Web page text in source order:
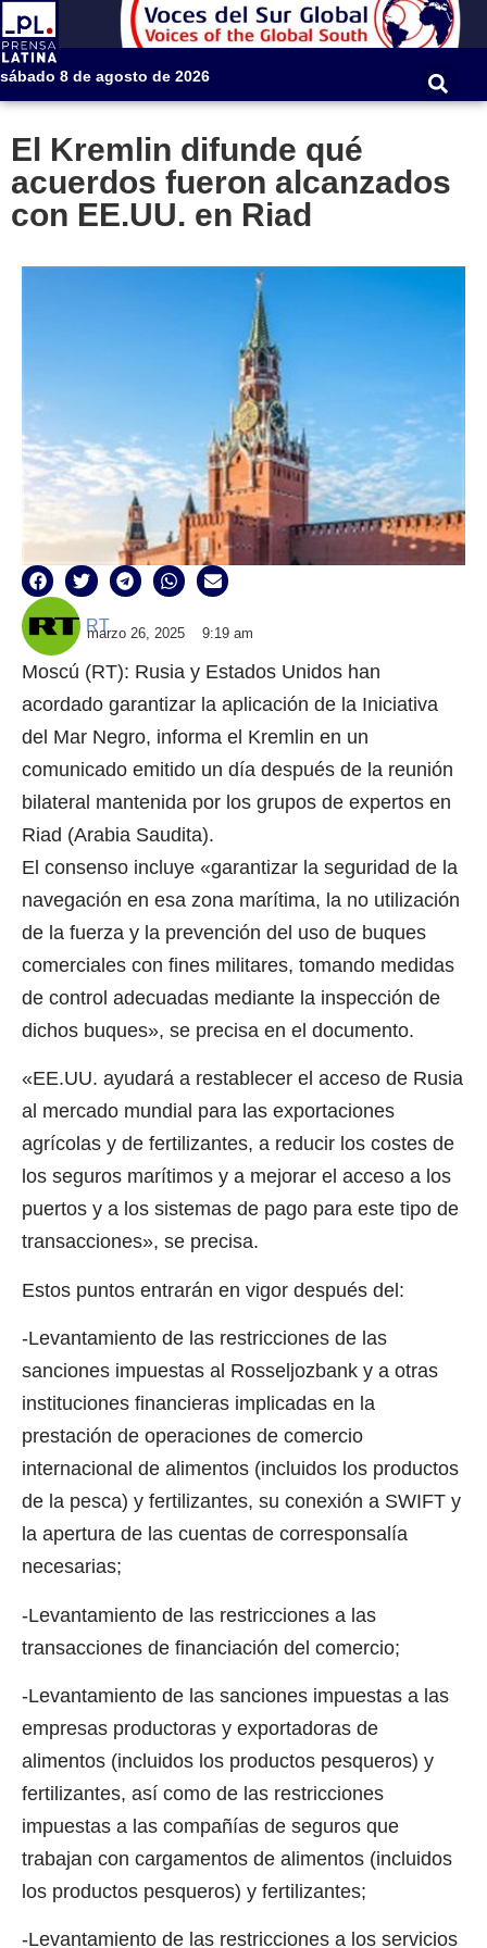
sábado 8 de agosto de 2026
El Kremlin difunde qué
acuerdos fueron alcanzados
con EE.UU. en Riad
RT
marzo 26, 2025 9:19 am
Moscú (RT): Rusia y Estados Unidos han
acordado garantizar la aplicación de la Iniciativa
del Mar Negro, informa el Kremlin en un
comunicado emitido un día después de la reunión
bilateral mantenida por los grupos de expertos en
Riad (Arabia Saudita).
El consenso incluye «garantizar la seguridad de la
navegación en esa zona marítima, la no utilización
de la fuerza y la prevención del uso de buques
comerciales con fines militares, tomando medidas
de control adecuadas mediante la inspección de
dichos buques», se precisa en el documento.
«EE.UU. ayudará a restablecer el acceso de Rusia
al mercado mundial para las exportaciones
agrícolas y de fertilizantes, a reducir los costes de
los seguros marítimos y a mejorar el acceso a los
puertos y a los sistemas de pago para este tipo de
transacciones», se precisa.
Estos puntos entrarán en vigor después del:
-Levantamiento de las restricciones de las
sanciones impuestas al Rosseljozbank y a otras
instituciones financieras implicadas en la
prestación de operaciones de comercio
internacional de alimentos (incluidos los productos
de la pesca) y fertilizantes, su conexión a SWIFT y
la apertura de las cuentas de corresponsalía
necesarias;
-Levantamiento de las restricciones a las
transacciones de financiación del comercio;
-Levantamiento de las sanciones impuestas a las
empresas productoras y exportadoras de
alimentos (incluidos los productos pesqueros) y
fertilizantes, así como de las restricciones
impuestas a las compañías de seguros que
trabajan con cargamentos de alimentos (incluidos
los productos pesqueros) y fertilizantes;
-Levantamiento de las restricciones a los servicios